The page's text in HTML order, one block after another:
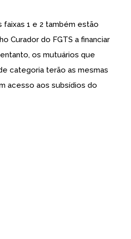
faixas 1 e 2 também estão
Curador do FGTS a financiar
os mutuários que
categoria terão as mesmas
acesso aos subsídios do